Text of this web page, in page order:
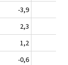
-3,9
2,3
1,2
-0,6